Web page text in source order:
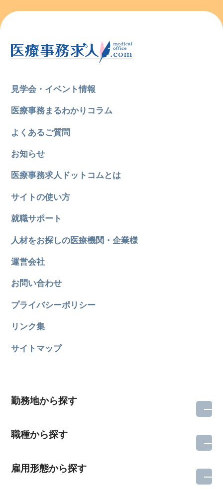
見学会・イベント情報
医療事務まるわかりコラム
よくあるご質問
お知らせ
医療事務求人ドットコムとは
サイトの使い方
就職サポート
人材をお探しの医療機関・企業様
運営会社
お問い合わせ
プライバシーポリシー
リンク集
サイトマップ
勤務地から探す
職種から探す
雇用形態から探す